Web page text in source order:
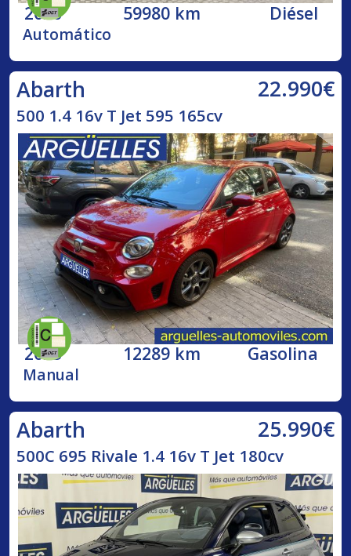
2020 59980 km Diésel
Automático
Abarth 22.990€
500 1.4 16v T Jet 595 165cv
2023 12289 km Gasolina
Manual
Abarth 25.990€
500C 695 Rivale 1.4 16v T Jet 180cv